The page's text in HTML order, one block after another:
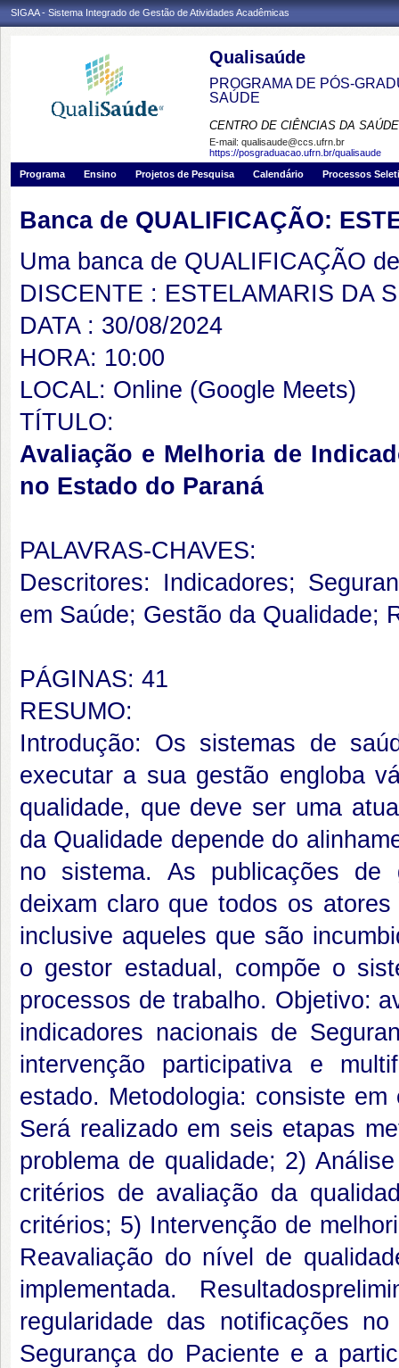
SIGAA - Sistema Integrado de Gestão de Atividades Acadêmicas
Qualisaúde
PROGRAMA DE PÓS-
SAÚDE
CENTRO DE CIÊNCIAS DA SAÚDE
E-mail: qualisaude@ccs.ufrn.br
https://posgraduacao.ufrn.br/qualisaude
Programa
Ensino Projetos de Pesquisa Calendário Processos
Banca de QUALIFICAÇÃO:
Uma banca de QUALIFICAÇÃO
DISCENTE : ESTELAMARIS DA
DATA : 30/08/2024
HORA: 10:00
LOCAL: Online (Google Meets)
TÍTULO:
Avaliação e Melhoria de
no Estado do Paraná
PALAVRAS-CHAVES:
Descritores: Indicadores;
em Saúde; Gestão da Qualidade;
PÁGINAS: 41
RESUMO:
Introdução: Os sistemas de
executar a sua gestão engloba
qualidade, que deve ser uma
da Qualidade depende do
no sistema. As publicações de
deixam claro que todos os
inclusive aqueles que são
o gestor estadual, compõe o
processos de trabalho. Objetivo:
indicadores nacionais de
intervenção participativa e
estado. Metodologia: consiste
Será realizado em seis etapas
problema de qualidade; 2)
critérios de avaliação da
critérios; 5) Intervenção de
Reavaliação do nível de
implementada.
regularidade das notificações
Segurança do Paciente e a